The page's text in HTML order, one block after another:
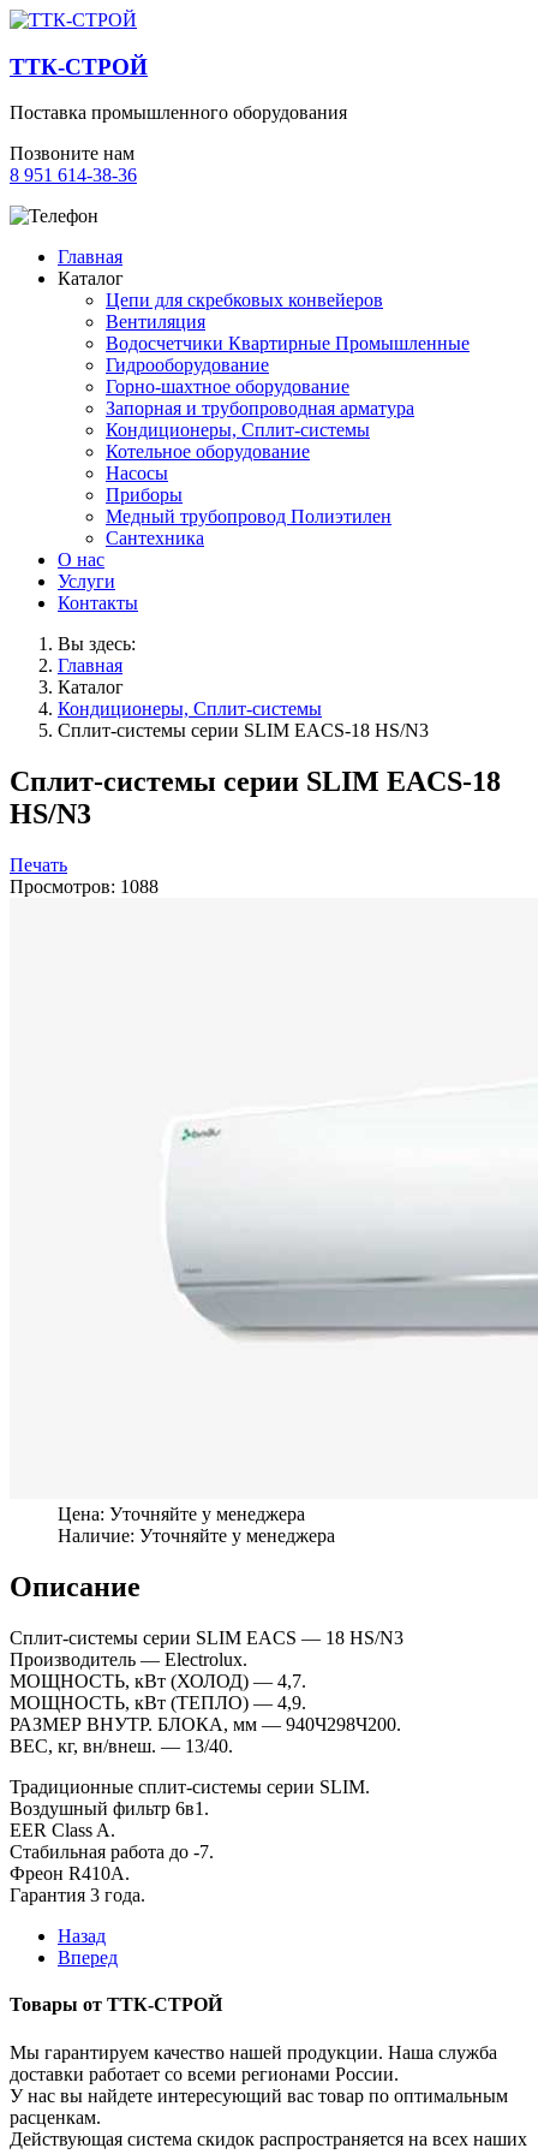
ТТК-СТРОЙ
Поставка промышленного оборудования
Позвоните нам
8 951 614-38-36
Главная
Каталог
Цепи для скребковых конвейеров
Вентиляция
Водосчетчики Квартирные Промышленные
Гидрооборудование
Горно-шахтное оборудование
Запорная и трубопроводная арматура
Кондиционеры, Сплит-системы
Котельное оборудование
Насосы
Приборы
Медный трубопровод Полиэтилен
Сантехника
О нас
Услуги
Контакты
Вы здесь:
Главная
Каталог
Кондиционеры, Сплит-системы
Сплит-системы серии SLIM EACS-18 HS/N3
Сплит-системы серии SLIM EACS-18
HS/N3
Печать
Просмотров: 1088
Цена: Уточняйте у менеджера
Наличие: Уточняйте у менеджера
Описание
Сплит-системы серии SLIM EACS — 18 HS/N3
Производитель — Electrolux.
МОЩНОСТЬ, кВт (ХОЛОД) — 4,7.
МОЩНОСТЬ, кВт (ТЕПЛО) — 4,9.
РАЗМЕР ВНУТР. БЛОКА, мм — 940Ч298Ч200.
ВЕС, кг, вн/внеш. — 13/40.
Традиционные сплит-системы серии SLIM.
Воздушный фильтр 6в1.
EER Class A.
Стабильная работа до -7.
Фреон R410A.
Гарантия 3 года.
Назад
Вперед
Товары от ТТК-СТРОЙ
Мы гарантируем качество нашей продукции. Наша служба
доставки работает со всеми регионами России.
У нас вы найдете интересующий вас товар по оптимальным
расценкам.
Действующая система скидок распространяется на всех наших